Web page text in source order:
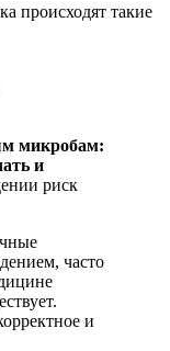
происходят такие
микробам:
и
риск
часто
и